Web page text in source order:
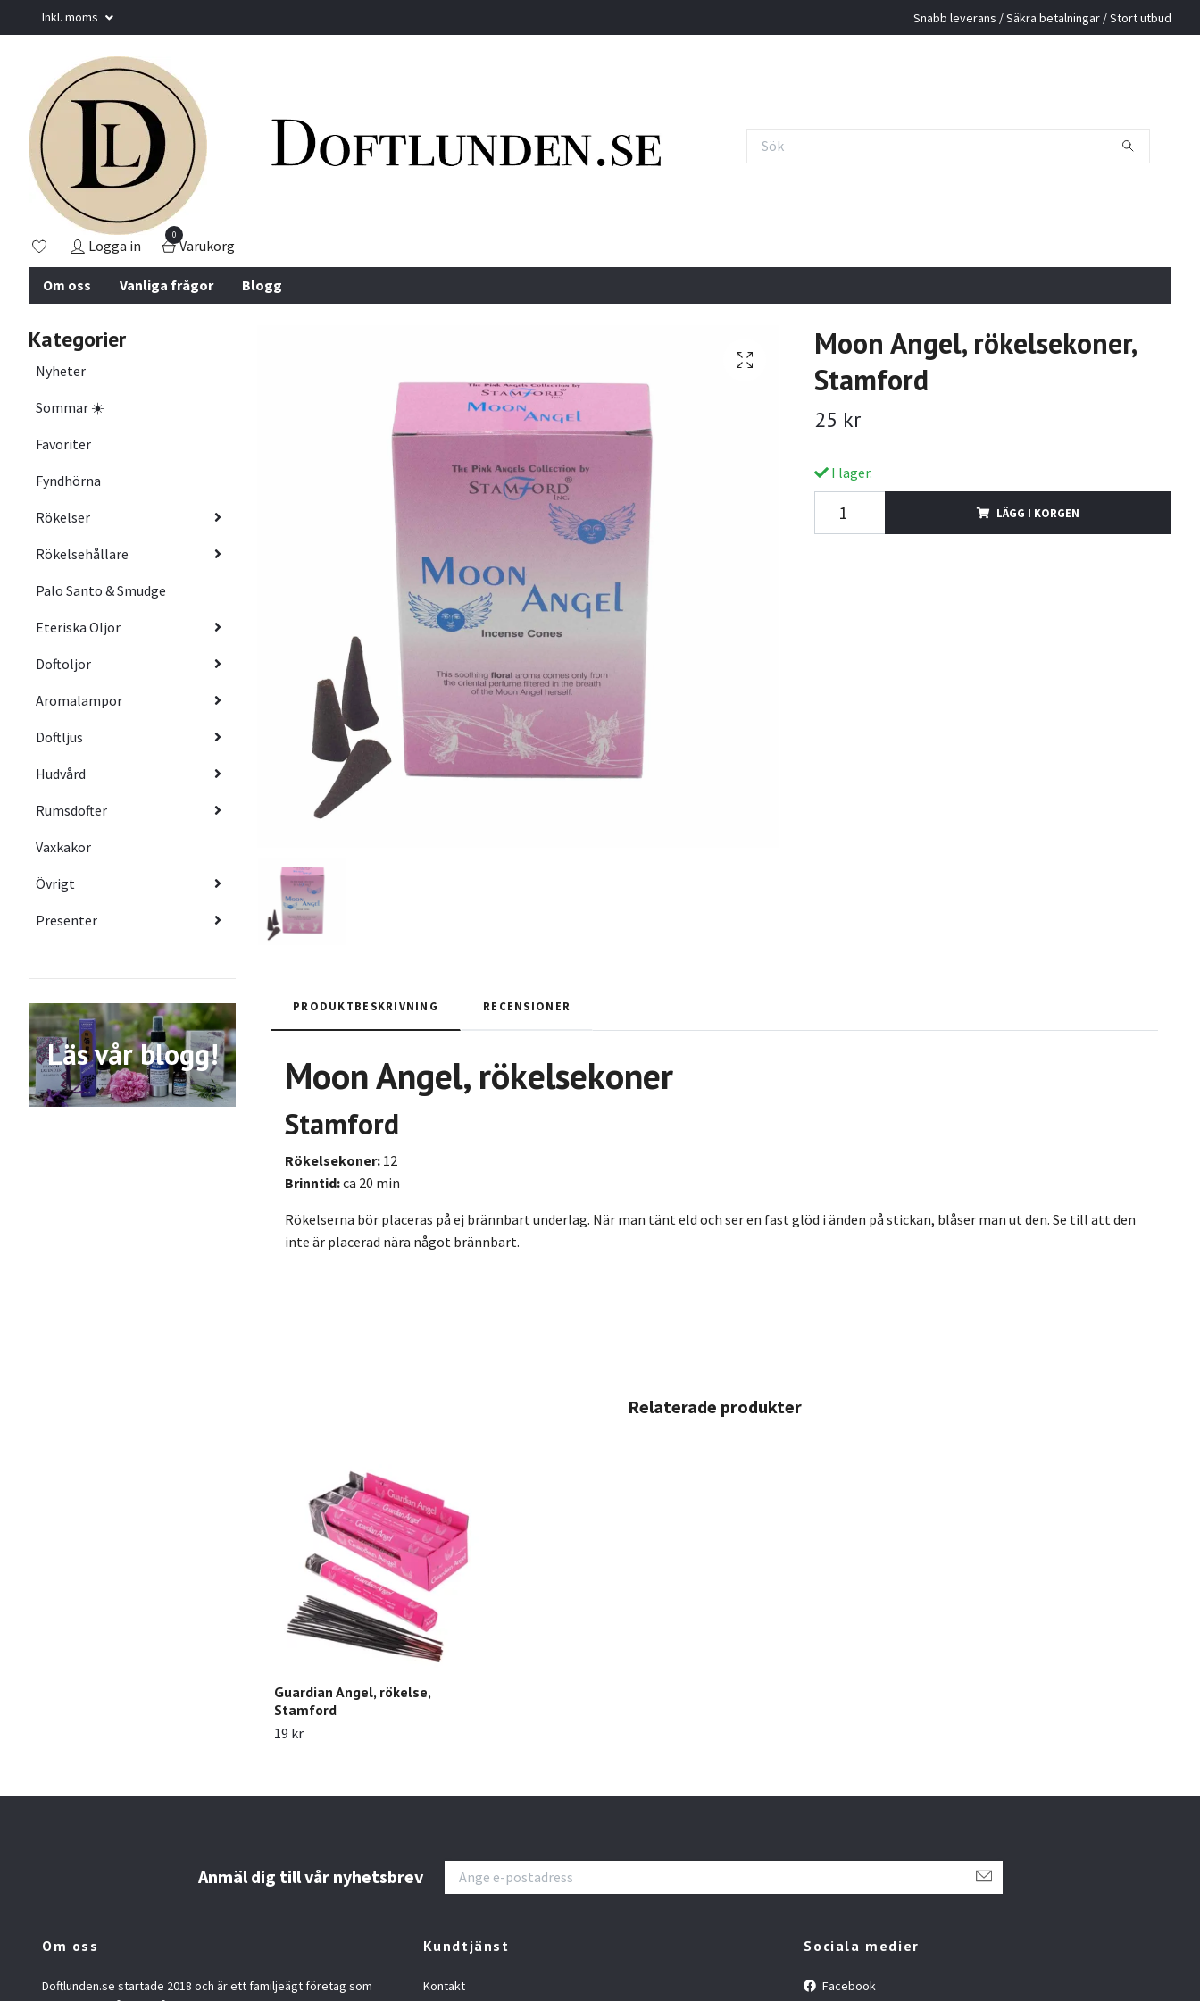
Inkl. moms Snabb leverans / Säkra betalningar / Stort utbud
Logga in
0
Varukorg
Om oss Vanliga frågor Blogg
Kategorier
Nyheter
Sommar ☀️
Favoriter
Fyndhörna
Rökelser
Rökelsehållare
Palo Santo & Smudge
Eteriska Oljor
Doftoljor
Aromalampor
Doftljus
Hudvård
Rumsdofter
Vaxkakor
Övrigt
Presenter
Läs vår blogg!
Moon Angel, rökelsekoner,
Stamford
25 kr
I lager.
LÄGG I KORGEN
PRODUKTBESKRIVNING RECENSIONER
Moon Angel, rökelsekoner
Stamford
Rökelsekoner: 12
Brinntid:ca 20 min
Rökelserna bör placeras på ej brännbart underlag. När man tänt eld och ser en fast glöd i änden på stickan, blåser man ut den. Se till att den
inte är placerad nära något brännbart.
Guardian Angel, rökelse,
Stamford
19 kr
Anmäl dig till vår nyhetsbrev
Om oss
Doftlunden.se startade 2018 och är ett familjeägt företag som
Kundtjänst
Kontakt
Sociala medier
Facebook